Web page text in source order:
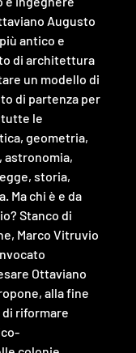
Augusto
antico e
di architettura
un modello di
di partenza per
tutte le
geometria,
astronomia,
storia,
Ma chi è e da
Stanco di
Marco Vitruvio
Ottaviano
alla fine
di riformare